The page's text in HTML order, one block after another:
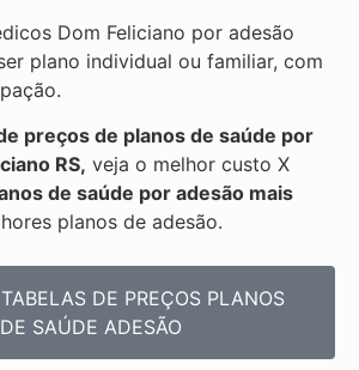
Dom Feliciano por adesão
plano individual ou familiar, com
preços de planos de saúde por
RS, veja o melhor custo X
de saúde por adesão mais
planos de adesão.
DE PREÇOS PLANOS
DE SAÚDE ADESÃO